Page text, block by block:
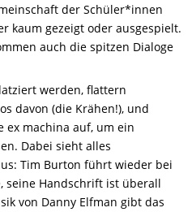
der Schüler*innen
kaum gezeigt oder ausgespielt.
auch die spitzen Dialoge
werden, flattern
davon (die Krähen!), und
ex machina auf, um ein
Dabei sieht alles
Tim Burton führt wieder bei
seine Handschrift ist überall
von Danny Elfman gibt das